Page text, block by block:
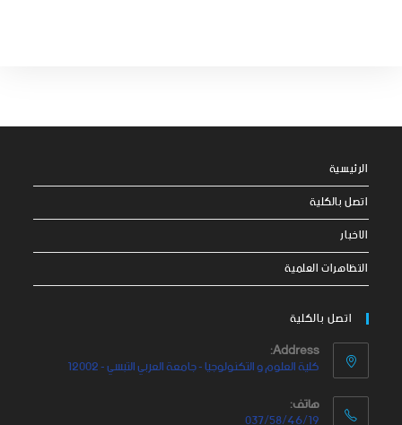
الرئيسية
اتصل بالكلية
الاخبار
التظاهرات العلمية
اتصل بالكلية
Address:
كلية العلوم و التكنولوجيا - جامعة العربي التبسي - 12002
هاتف: